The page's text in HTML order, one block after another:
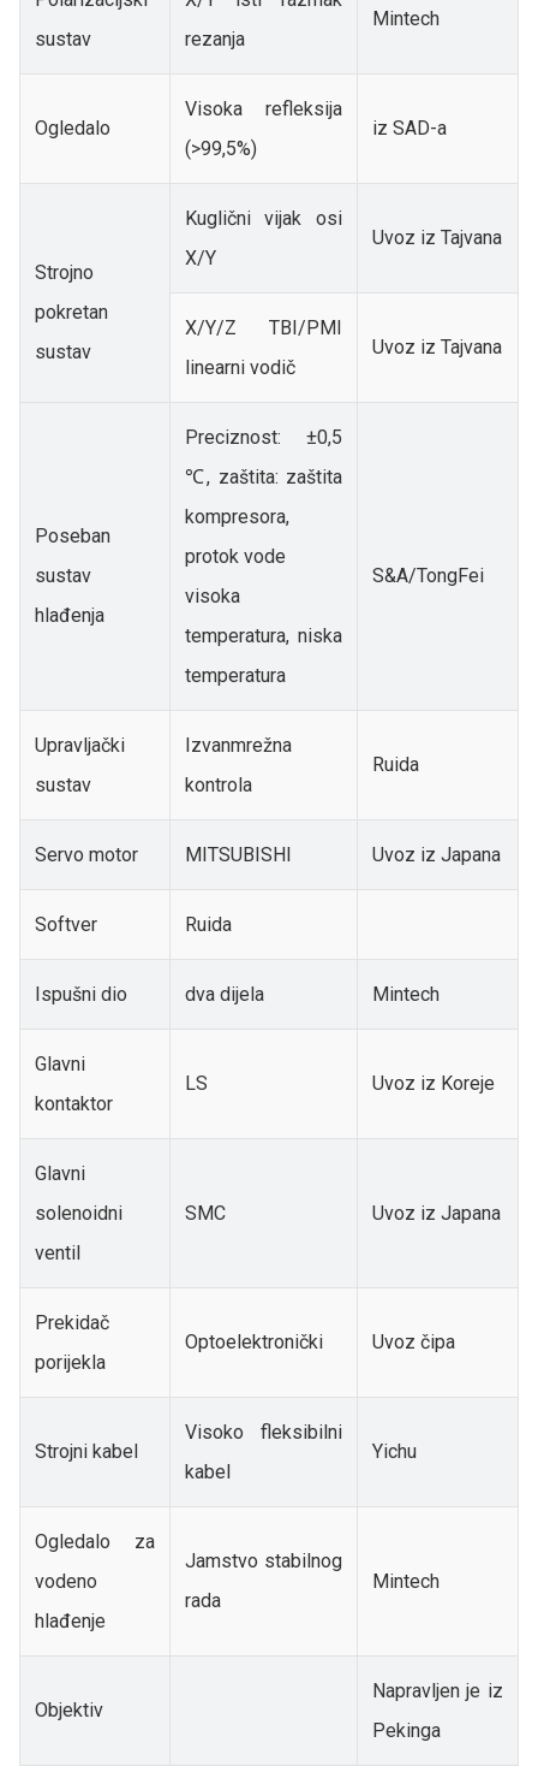
sustav
rezanja
Mintech
Ogledalo
Visoka refleksija
(>99,5%)
iz SAD-a
Strojno
pokretan
sustav
Kuglični vijak osi
X/Y
Uvoz iz Tajvana
X/Y/Z TBI/PMI
linearni vodič
Uvoz iz Tajvana
Poseban
sustav
hlađenja
Preciznost: ±0,5
℃, zaštita: zaštita
kompresora,
protok vode
visoka
temperatura, niska
temperatura
S&A/TongFei
Upravljački
sustav
Izvanmrežna
kontrola
Ruida
Servo motor MITSUBISHI Uvoz iz Japana
Softver Ruida
Ispušni dio dva dijela Mintech
Glavni
kontaktor
LS Uvoz iz Koreje
Glavni
solenoidni
ventil
SMC Uvoz iz Japana
Prekidač
porijekla
Optoelektronički Uvoz čipa
Strojni kabel
Visoko fleksibilni
kabel
Yichu
Ogledalo za
vodeno
hlađenje
Jamstvo stabilnog
rada
Mintech
Objektiv
Napravljen je iz
Pekinga